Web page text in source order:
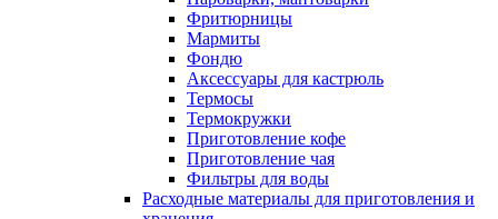
Фритюрницы
Мармиты
Фондю
Аксессуары для кастрюль
Термосы
Термокружки
Приготовление кофе
Приготовление чая
Фильтры для воды
Расходные материалы для приготовления и